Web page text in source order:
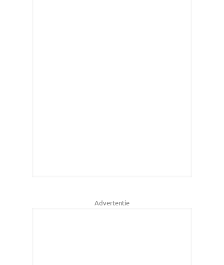
Advertentie